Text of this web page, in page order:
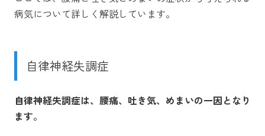
病気について詳しく解説しています。
自律神経失調症
自律神経失調症は、腰痛、吐き気、めまいの一因となり
ます。